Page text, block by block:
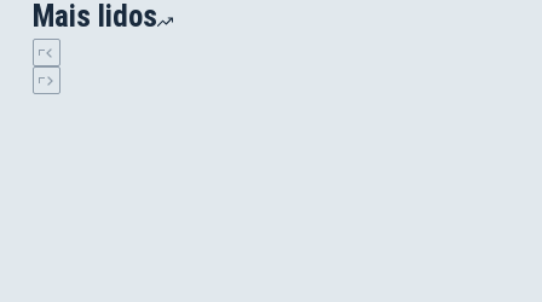
Mais lidos